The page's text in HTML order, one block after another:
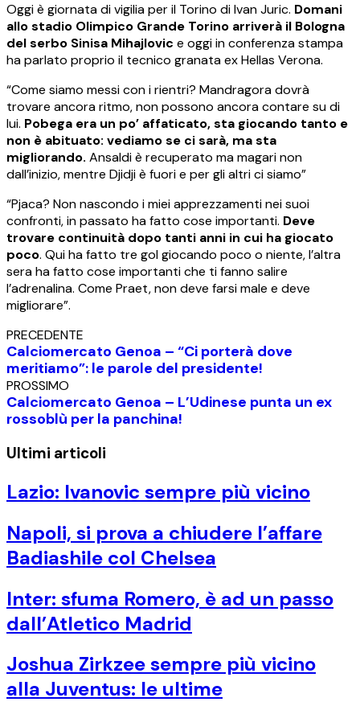
Oggi è giornata di vigilia per il Torino di Ivan Juric. Domani
allo stadio Olimpico Grande Torino arriverà il Bologna
del serbo Sinisa Mihajlovic e oggi in conferenza stampa
ha parlato proprio il tecnico granata ex Hellas Verona.
“Come siamo messi con i rientri? Mandragora dovrà
trovare ancora ritmo, non possono ancora contare su di
lui. Pobega era un po’ affaticato, sta giocando tanto e
non è abituato: vediamo se ci sarà, ma sta
migliorando. Ansaldi è recuperato ma magari non
dall’inizio, mentre Djidji è fuori e per gli altri ci siamo”
“Pjaca? Non nascondo i miei apprezzamenti nei suoi
confronti, in passato ha fatto cose importanti. Deve
trovare continuità dopo tanti anni in cui ha giocato
poco. Qui ha fatto tre gol giocando poco o niente, l’altra
sera ha fatto cose importanti che ti fanno salire
l’adrenalina. Come Praet, non deve farsi male e deve
migliorare”.
PRECEDENTE
Calciomercato Genoa – “Ci porterà dove
meritiamo”: le parole del presidente!
PROSSIMO
Calciomercato Genoa – L’Udinese punta un ex
rossoblù per la panchina!
Ultimi articoli
Lazio: Ivanovic sempre più vicino
Napoli, si prova a chiudere l’affare
Badiashile col Chelsea
Inter: sfuma Romero, è ad un passo
dall’Atletico Madrid
Joshua Zirkzee sempre più vicino
alla Juventus: le ultime